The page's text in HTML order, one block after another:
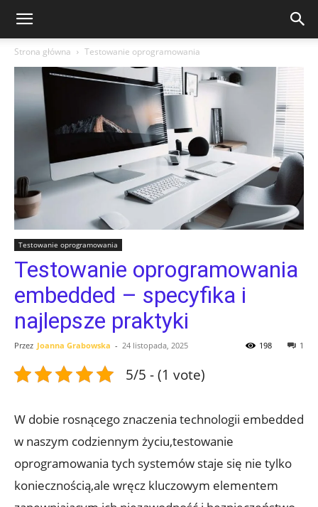
Strona główna Testowanie oprogramowania
Testowanie oprogramowania
Testowanie oprogramowania
embedded – specyfika i
najlepsze praktyki
Przez Joanna Grabowska - 24 listopada, 2025 1
198
5/5 - (1 vote)
W dobie rosnącego znaczenia technologii embedded
w naszym codziennym życiu,testowanie
oprogramowania tych systemów staje się nie tylko
koniecznością,ale wręcz kluczowym elementem